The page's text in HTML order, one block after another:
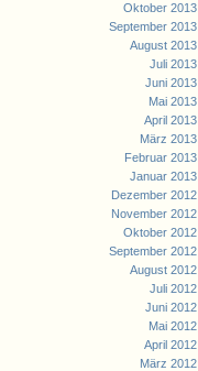
Oktober 2013
September 2013
August 2013
Juli 2013
Juni 2013
Mai 2013
April 2013
März 2013
Februar 2013
Januar 2013
Dezember 2012
November 2012
Oktober 2012
September 2012
August 2012
Juli 2012
Juni 2012
Mai 2012
April 2012
März 2012